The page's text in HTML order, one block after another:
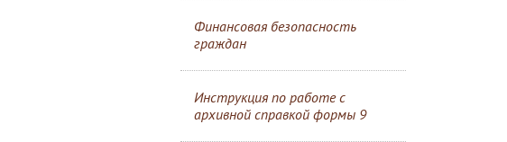
Финансовая безопасность
граждан
Инструкция по работе с
архивной справкой формы 9